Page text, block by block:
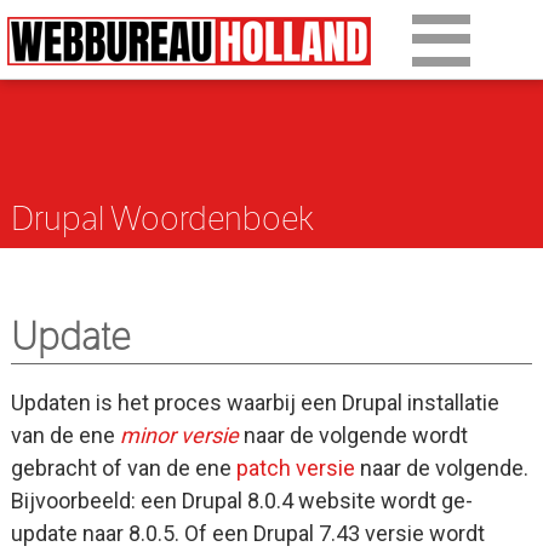
Drupal WoordenboekOver Drupal
Tarieven
Contact
Update
Updaten is het proces waarbij een Drupal installatie
van de ene minor versienaar de volgende wordt
gebracht of van de ene patch versie naar de volgende.
Bijvoorbeeld: een Drupal 8.0.4 website wordt ge-
update naar 8.0.5. Of een Drupal 7.43 versie wordt